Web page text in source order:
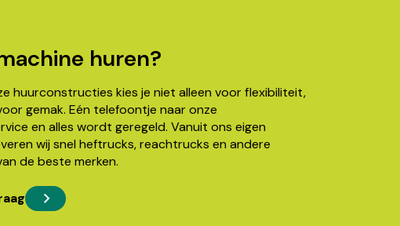
huren?
huurconstructies kies je niet alleen voor flexibiliteit,
gemak. Eén telefoontje naar onze
en alles wordt geregeld. Vanuit ons eigen
wij snel heftrucks, reachtrucks en andere
de beste merken.